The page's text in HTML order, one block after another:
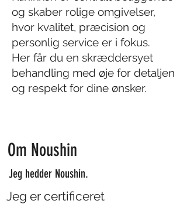
og skaber rolige omgivelser,
hvor kvalitet, præcision og
personlig service er i fokus.
Her får du en skræddersyet
behandling med øje for detaljen
og respekt for dine ønsker.
Om Noushin
Jeg hedder Noushin.
Jeg er certificeret